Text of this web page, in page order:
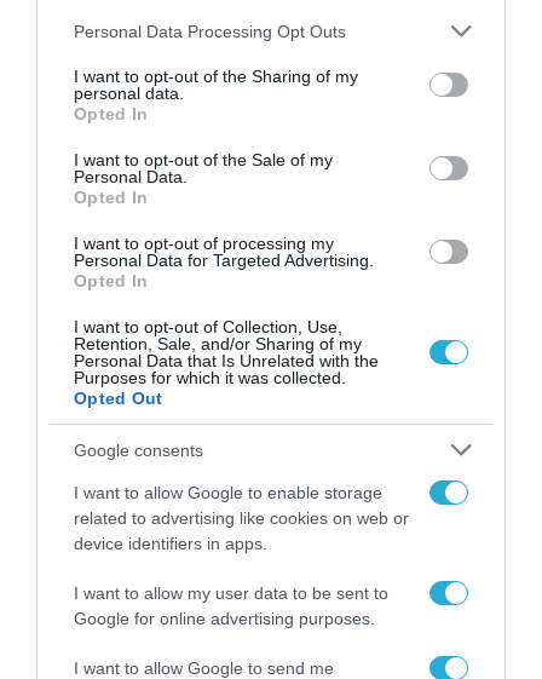
Please note that this website/app uses one or more Google
not limited to your visit or usage behaviour. You may click to
grant or deny consent to Google and its third-party tags to
use your data for below specified purposes in below Google
consent section.
Personal Data Processing Opt Outs
I want to opt-out of the Sharing of my
personal data.
Opted In
I want to opt-out of the Sale of my
Personal Data.
Opted In
I want to opt-out of processing my
Personal Data for Targeted Advertising.
Opted In
I want to opt-out of Collection, Use,
Retention, Sale, and/or Sharing of my
Personal Data that Is Unrelated with the
Purposes for which it was collected.
Opted Out
Google consents
I want to allow Google to enable storage
related to advertising like cookies on web or
device identifiers in apps.
I want to allow my user data to be sent to
Google for online advertising purposes.
I want to allow Google to send me
διάρκεια της νύχτας, αλλά και την
προσομοίωση σεναρίων αντιμετώπισης
εκτάκτων καταστάσεων.
Το διεθνές αεροδρόμιο της Πράγας έχει
επίσης παράσχει σημαντικά δεδομένα για τη
λεπτομερή ρύθμιση του συστήματος υπό
συνθήκες υψηλής κυκλοφορίας,
αεροσκαφών, νυχτερινών επιχειρήσεων,
μεταβαλλόμενων καιρικών συνθηκών και
ποικίλων επιχειρησιακών σεναρίων. Η
ανάπτυξη σε ένα τέτοιο περιβάλλον
αποτελεί σημαντικό ανταγωνιστικό
πλεονέκτημα τόσο για την Atrak όσο και για
MAESTRO να βασιστεί σε πραγματική
επιχειρησιακή λειτουργία.